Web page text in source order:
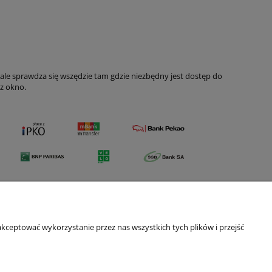
sprawdza się wszędzie tam gdzie niezbędny jest dostęp do
okno.
O nas
wykorzystanie przez nas wszystkich tych plików i przejść